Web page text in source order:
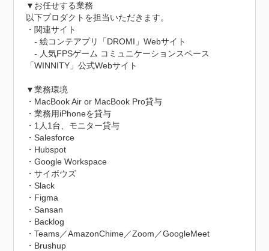
▼お任せする業務
以下プロダクトを担当いただきます。
・関連サイト
- 絵コンテアプリ「DROMI」Webサイト
- 人気FPSゲーム コミュニケーションスペース
「WINNITY」公式Webサイト
▼業務環境
・MacBook Air or MacBook Pro貸与
・業務用iPhoneを貸与
・1人1台、モニター貸与
・Salesforce
・Hubspot
・Google Workspace
・サイボウズ
・Slack
・Figma
・Sansan
・Backlog
・Teams／AmazonChime／Zoom／GoogleMeet
・Brushup